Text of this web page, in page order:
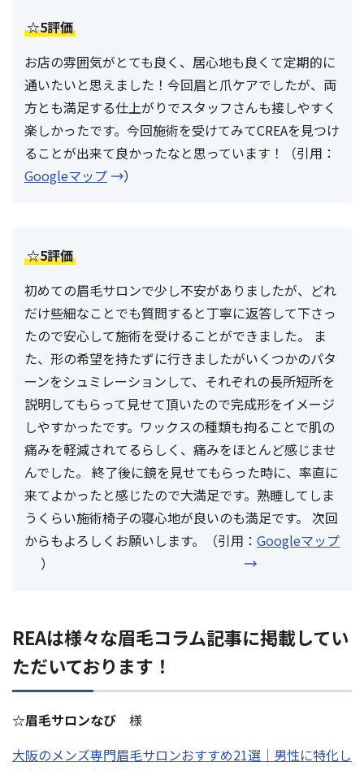
☆5評価
お店の雰囲気がとても良く、居心地も良くて定期的に
通いたいと思えました！今回眉と爪ケアでしたが、両
方とも満足する仕上がりでスタッフさんも接しやすく
楽しかったです。今回施術を受けてみてCREAを見つけ
ることが出来て良かったなと思っています！（引用：
Googleマップ
）
☆5評価
初めての眉毛サロンで少し不安がありましたが、どれ
だけ些細なことでも質問すると丁寧に返答して下さっ
たので安心して施術を受けることができました。 ま
た、形の希望を持たずに行きましたがいくつかのパタ
ーンをシュミレーションして、それぞれの長所短所を
説明してもらって見せて頂いたので完成形をイメージ
しやすかったです。ワックスの種類も拘ることで肌の
痛みを軽減されてるらしく、痛みをほとんど感じませ
んでした。 終了後に鏡を見せてもらった時に、率直に
来てよかったと感じたので大満足です。熟睡してしま
うくらい施術椅子の寝心地が良いのも満足です。 次回
からもよろしくお願いします。（引用： Googleマップ
）
REAは様々な眉毛コラム記事に掲載してい
ただいております！
☆眉毛サロンなび 様
大阪のメンズ専門眉毛サロンおすすめ21選｜男性に特化し